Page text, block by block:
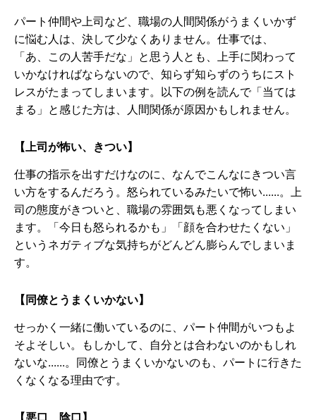
パート仲間や上司など、職場の人間関係がうまくいかず
に悩む人は、決して少なくありません。仕事では、
「あ、この人苦手だな」と思う人とも、上手に関わって
いかなければならないので、知らず知らずのうちにスト
レスがたまってしまいます。以下の例を読んで「当ては
まる」と感じた方は、人間関係が原因かもしれません。
【上司が怖い、きつい】
仕事の指示を出すだけなのに、なんでこんなにきつい言
い方をするんだろう。怒られているみたいで怖い......。上
司の態度がきついと、職場の雰囲気も悪くなってしまい
ます。「今日も怒られるかも」「顔を合わせたくない」
というネガティブな気持ちがどんどん膨らんでしまいま
す。
【同僚とうまくいかない】
せっかく一緒に働いているのに、パート仲間がいつもよ
そよそしい。もしかして、自分とは合わないのかもしれ
ないな......。同僚とうまくいかないのも、パートに行きた
くなくなる理由です。